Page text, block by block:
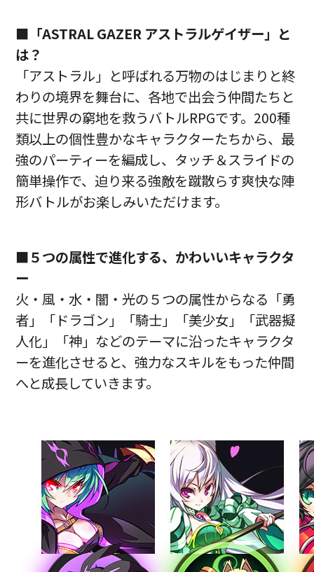
■「ASTRAL GAZER アストラルゲイザー」と
は？
「アストラル」と呼ばれる万物のはじまりと終
わりの境界を舞台に、各地で出会う仲間たちと
共に世界の窮地を救うバトルRPGです。200種
類以上の個性豊かなキャラクターたちから、最
強のパーティーを編成し、タッチ＆スライドの
簡単操作で、迫り来る強敵を蹴散らす爽快な陣
形バトルがお楽しみいただけます。
■５つの属性で進化する、かわいいキャラクタ
ー
火・風・水・闇・光の５つの属性からなる「勇
者」「ドラゴン」「騎士」「美少女」「武器擬
人化」「神」などのテーマに沿ったキャラクタ
ーを進化させると、強力なスキルをもった仲間
へと成長していきます。